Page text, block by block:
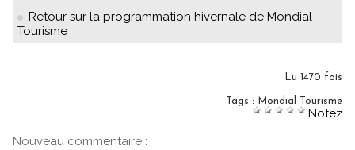
Retour sur la programmation hivernale de Mondial
Tourisme
Lu 1470 fois
Tags : Mondial Tourisme
Notez
Nouveau commentaire :